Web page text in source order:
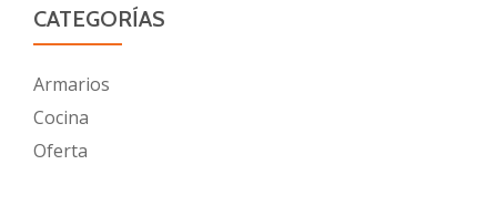
CATEGORÍAS
Armarios
Cocina
Oferta